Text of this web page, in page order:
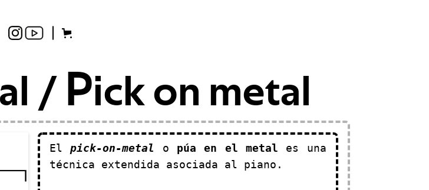
/ Pick on metal
Elpick-on-metal o púa en el metal es una
técnica extendida asociada al piano.